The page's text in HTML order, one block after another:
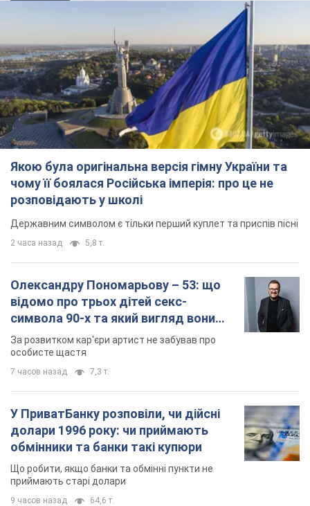
Якою була оригінальна версія гімну України та
чому її боялася Російська імперія: про це не
розповідають у школі
Державним символом є тільки перший куплет та приспів пісні
2 часа назад 5,8 т.
Олександру Пономарьову – 53: що
відомо про трьох дітей секс-
символа 90-х та який вигляд вони
мають
За розвитком кар'єри артист не забував про
особисте щастя
7 часов назад 7,3 т.
У ПриватБанку розповіли, чи дійсні
долари 1996 року: чи приймають
обмінники та банки такі купюри
Що робити, якщо банки та обмінні пункти не
приймають старі долари
9 часов назад 64,6 т.